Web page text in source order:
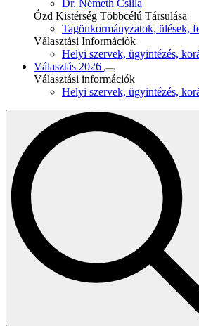
Dr. Németh Csilla
Ózd Kistérség Többcélú Társulása
Tagönkormányzatok, ülések,
Választási Információk
Helyi szervek, ügyintézés,
Választás 2026
Választási információk
Helyi szervek, ügyintézés,